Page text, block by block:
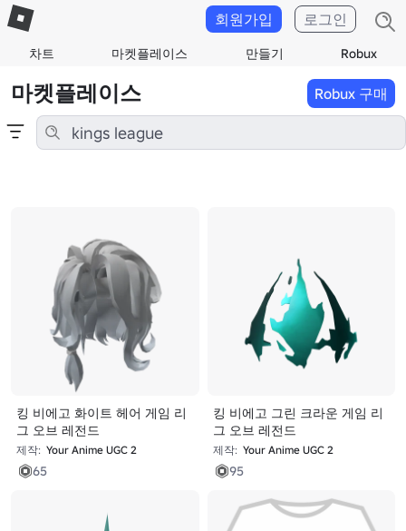
차트 마켓플레이스 만들기 Robux
회원가입 로그인
마켓플레이스 Robux 구매
킹 비에고 화이트 헤어 게임 리
그 오브 레전드
제작: Your Anime UGC 2
65
킹 비에고 그린 크라운 게임 리
그 오브 레전드
제작: Your Anime UGC 2
95